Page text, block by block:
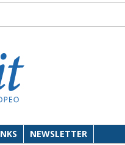
NEWSLETTER